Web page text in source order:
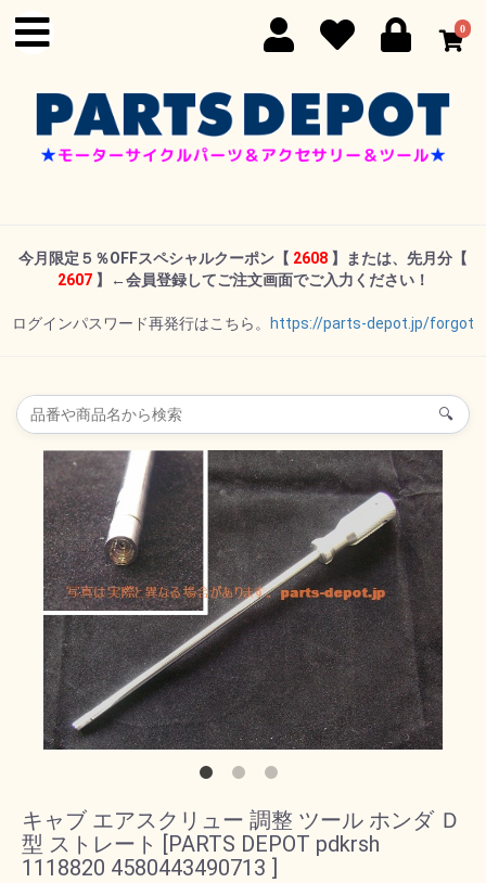
0
今月限定５％OFFスペシャルクーポン 【 2608 】または、先月分【
2607】←会員登録してご注文画面でご入力ください！
ログインパスワード再発行はこちら。 https://parts-depot.jp/forgot
🔍
キャブ エアスクリュー 調整 ツール ホンダ Ｄ
型 ストレート [PARTS DEPOT pdkrsh
1118820 4580443490713 ]